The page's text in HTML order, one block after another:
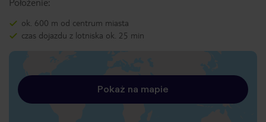
ok. 600 m od centrum miasta
czas dojazdu z lotniska ok. 25 min
Pokaż na mapie